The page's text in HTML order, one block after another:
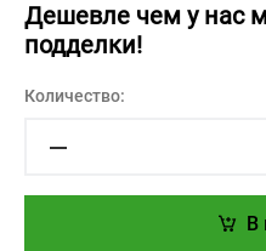
Дешевле чем у нас
подделки!
Количество:
В